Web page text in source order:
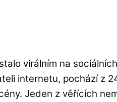
virálním na
internetu, pochází z
Jeden z věřících